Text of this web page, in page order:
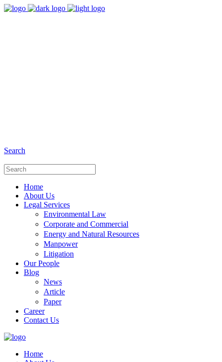
Search
Home
About Us
Legal Services
Environmental Law
Corporate and Commercial
Energy and Natural Resources
Manpower
Litigation
Our People
Blog
News
Article
Paper
Career
Contact Us
Home